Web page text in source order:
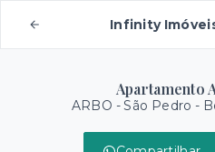
Infinity
Apartamento
ARBO -São Pedro -